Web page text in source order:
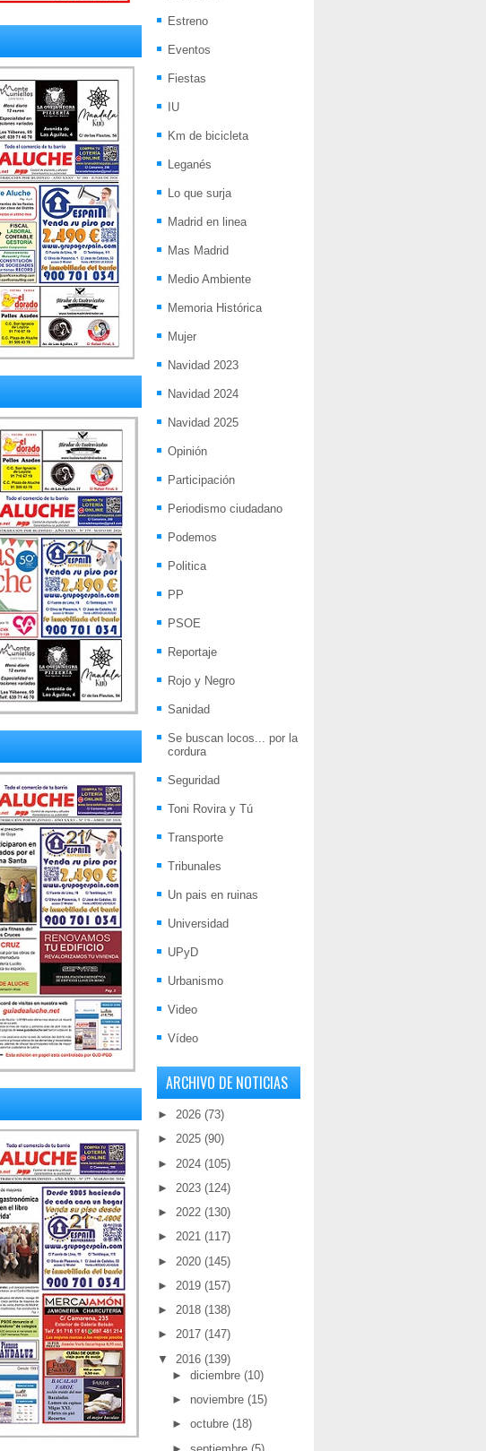
Estreno
Eventos
Fiestas
IU
Km de bicicleta
Leganés
Lo que surja
Madrid en linea
Mas Madrid
Medio Ambiente
Memoria Histórica
Mujer
Navidad 2023
Navidad 2024
Navidad 2025
Opinión
Participación
Periodismo ciudadano
Podemos
Politica
PP
PSOE
Reportaje
Rojo y Negro
Sanidad
Se buscan locos... por la
cordura
Seguridad
Toni Rovira y Tú
Transporte
Tribunales
Un pais en ruinas
Universidad
UPyD
Urbanismo
Video
Vídeo
ARCHIVO DE NOTICIAS
► 2026 (73)
► 2025 (90)
► 2024 (105)
► 2023 (124)
► 2022 (130)
► 2021 (117)
► 2020 (145)
► 2019 (157)
► 2018 (138)
► 2017 (147)
▼
2016 (139)
► diciembre (10)
► noviembre (15)
► octubre (18)
► septiembre (5)